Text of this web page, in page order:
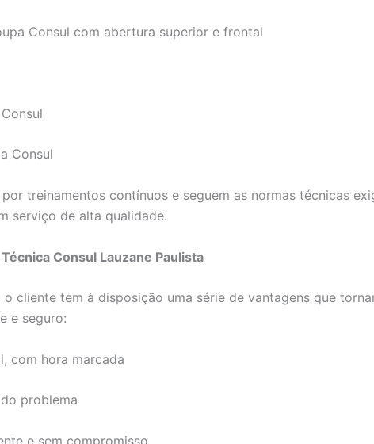
Consul com abertura superior e frontal
Consul
treinamentos contínuos e seguem as normas técnicas
serviço de alta qualidade.
Consul Lauzane Paulista
cliente tem à disposição uma série de vantagens que
e seguro:
com hora marcada
problema
e sem compromisso